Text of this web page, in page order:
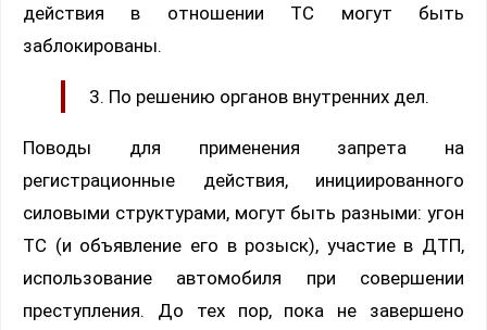
действия в отношении ТС могут быть
заблокированы.
По решению органов внутренних дел.
Поводы для применения запрета на
регистрационные действия, инициированного
силовыми структурами, могут быть разными: угон
ТС (и объявление его в розыск), участие в ДТП,
использование автомобиля при совершении
преступления. До тех пор, пока не завершено